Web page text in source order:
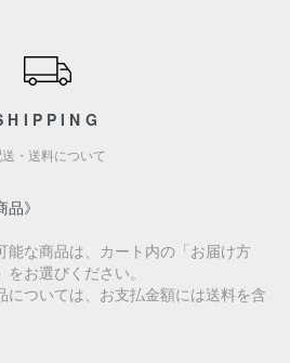
送・送料について
》
能な商品は、カート内の「お届け方
お選びください。
については、お支払金額には送料を含